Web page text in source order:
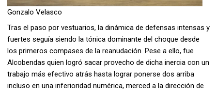
Gonzalo Velasco
Tras el paso por vestuarios, la dinámica de defensas intensas y
fuertes seguía siendo la tónica dominante del choque desde
los primeros compases de la reanudación. Pese a ello, fue
Alcobendas quien logró sacar provecho de dicha inercia con un
trabajo más efectivo atrás hasta lograr ponerse dos arriba
incluso en una inferioridad numérica, merced a la dirección de